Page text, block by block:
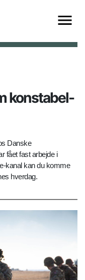
konstabel-
Danske
fået fast arbejde i
kanal kan du komme
hverdag.